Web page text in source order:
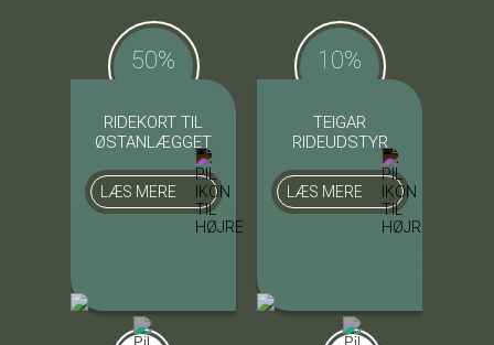
50%
RIDEKORT TIL
ØSTANLÆGGET
LÆS MERE
10%
TEIGAR
RIDEUDSTYR
LÆS MERE